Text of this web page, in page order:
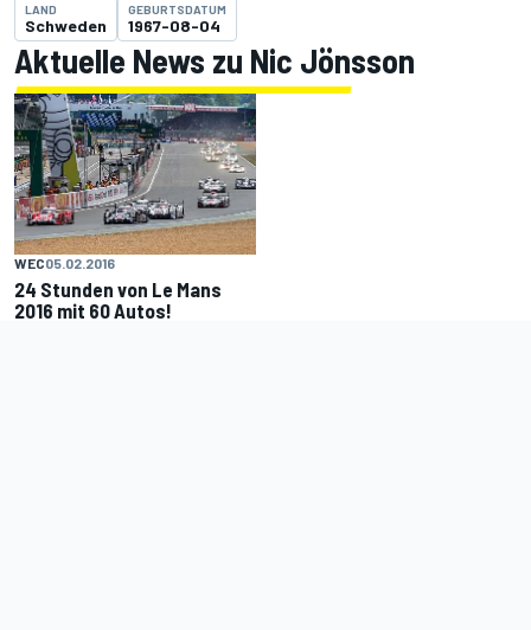
LAND
Schweden
GEBURTSDATUM
1967-08-04
Aktuelle News zu Nic Jönsson
WEC05.02.2016
24 Stunden von Le Mans
2016 mit 60 Autos!